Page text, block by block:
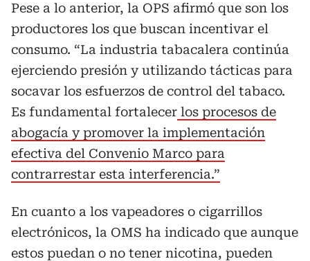
Pese a lo anterior, la OPS afirmó que son los
productores los que buscan incentivar el
consumo. “La industria tabacalera continúa
ejerciendo presión y utilizando tácticas para
socavar los esfuerzos de control del tabaco.
Es fundamental fortalecer los procesos de
abogacía y promover la implementación
efectiva del Convenio Marco para
contrarrestar esta interferencia.”
En cuanto a los vapeadores o cigarrillos
electrónicos, la OMS ha indicado que aunque
estos puedan o no tener nicotina, pueden